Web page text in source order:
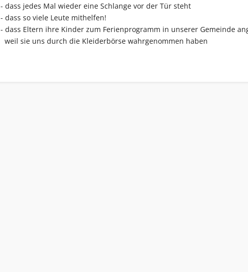
- dass jedes Mal wieder eine Schlange vor der Tür steht
- dass so viele Leute mithelfen!
- dass Eltern ihre Kinder zum Ferienprogramm in unserer Gemeinde
weil sie uns durch die Kleiderbörse wahrgenommen haben